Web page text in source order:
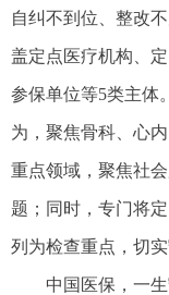
自纠不到位、整改
盖定点医疗机构、
参保单位等5类主体
为，聚焦骨科、心
重点领域，聚焦社
题；同时，专门将
列为检查重点，切实
中国医保，一